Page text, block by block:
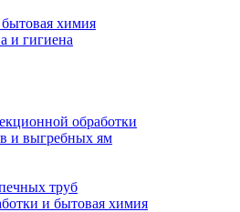
химия
и гигиена
обработки
и выгребных ям
труб
и бытовая химия